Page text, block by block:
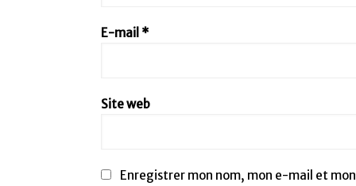
E-mail *
Site web
Enregistrer mon nom, mon e-mail et